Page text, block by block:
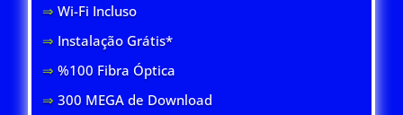
⇒ Wi-Fi Incluso
⇒ Instalação Grátis*
⇒ %100 Fibra Óptica
⇒ 300 MEGA de Download